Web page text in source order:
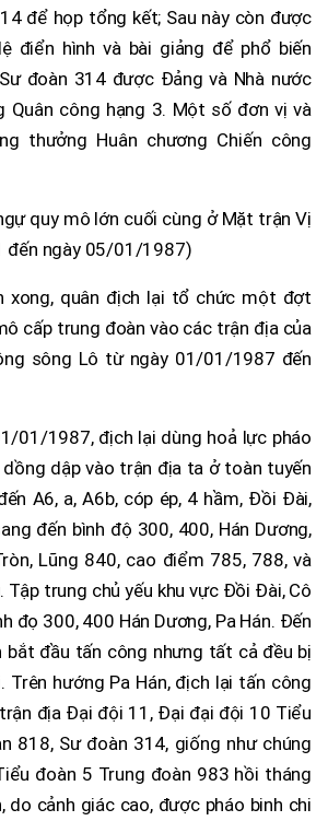
để họp tổng kết; Sau này còn được
điển hình và bài giảng để phổ biến
đoàn 314 được Đảng và Nhà nước
Quân công hạng 3. Một số đơn vị và
thưởng Huân chương Chiến công
quy mô lớn cuối cùng ở Mặt trận Vị
đến ngày 05/01/1987)
xong, quân địch lại tổ chức một đợt
cấp trung đoàn vào các trận địa của
sông Lô từ ngày 01/01/1987 đến
01/1987, địch lại dùng hoả lực pháo
dồng dập vào trận địa ta ở toàn tuyến
A6, a, A6b, cóp ép, 4 hầm, Đồi Đài,
đến bình độ 300, 400, Hán Dương,
Lũng 840, cao điểm 785, 788, và
Tập trung chủ yếu khu vực Đồi Đài, Cô
đọ 300, 400 Hán Dương, Pa Hán. Đến
bắt đầu tấn công nhưng tất cả đều bị
Trên hướng Pa Hán, địch lại tấn công
địa Đại đội 11, Đại đại đội 10 Tiểu
818, Sư đoàn 314, giống như chúng
đoàn 5 Trung đoàn 983 hồi tháng
do cảnh giác cao, được pháo binh chi